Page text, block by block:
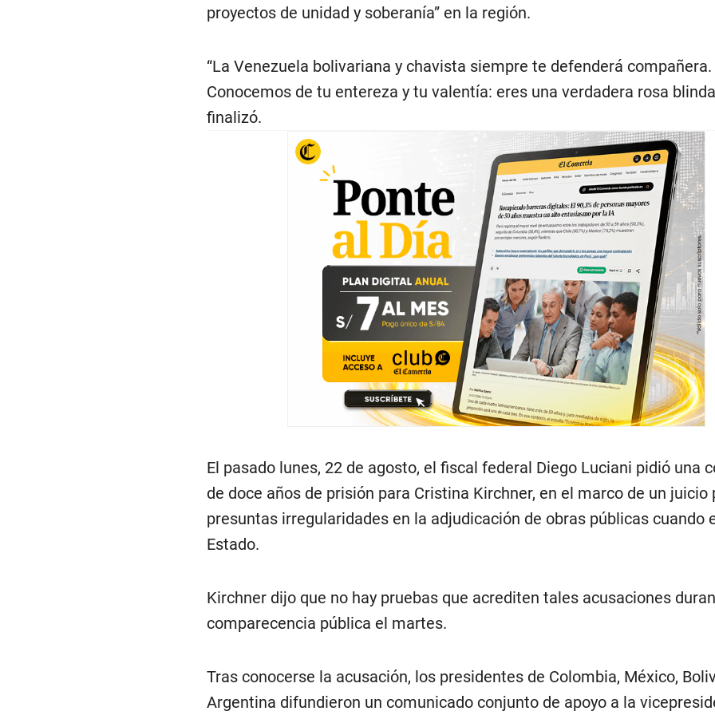
proyectos de unidad y soberanía” en la región.
“La Venezuela bolivariana y chavista siempre te defenderá compañera.
Conocemos de tu entereza y tu valentía: eres una verdadera rosa
finalizó.
El pasado lunes, 22 de agosto, el fiscal federal Diego Luciani pidió una
de doce años de prisión para Cristina Kirchner, en el marco de un juicio
presuntas irregularidades en la adjudicación de obras públicas cuando
Estado.
Kirchner dijo que no hay pruebas que acrediten tales acusaciones
comparecencia pública el martes.
Tras conocerse la acusación, los presidentes de Colombia, México,
Argentina difundieron un comunicado conjunto de apoyo a la